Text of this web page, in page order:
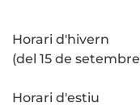
Horari d'hivern
(del 15 de
Horari d'estiu